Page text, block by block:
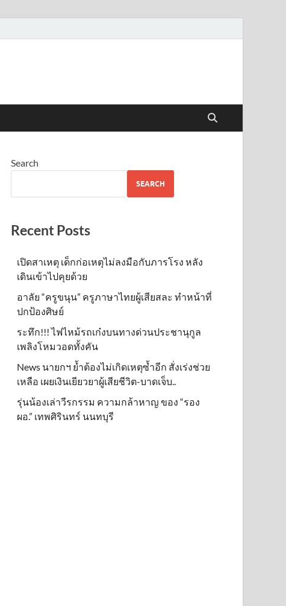
Search
SEARCH
Recent Posts
เปิดสาเหตุ เด็กก่อเหตุไม่ลงมือกับภารโรง หลัง
เดินเข้าไปคุยด้วย
อาลัย “ครูขนุน” ครูภาษาไทยผู้เสียสละ ทำหน้าที่
ปกป้องศิษย์
ระทึก!!! ไฟไหม้รถเก๋งบนทางด่วนประชานุกูล
เพลิงโหมวอดทั้งคัน
News นายกฯ ย้ำต้องไม่เกิดเหตุซ้ำอีก สั่งเร่งช่วย
เหลือ เผยเงินเยียวยาผู้เสียชีวิต-บาดเจ็บ..
รุ่นน้องเล่าวีรกรรม ความกล้าหาญ ของ “รอง
ผอ.” เทพศิรินทร์ นนทบุรี